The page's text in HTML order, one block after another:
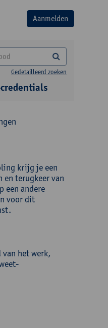
Gedetailleerd zoeken
krijg je een
terugkeer van
een andere
voor dit
het werk,